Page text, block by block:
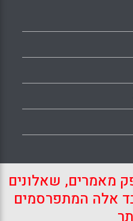
מאמרים, שאלונים
אלה המתפרסמים